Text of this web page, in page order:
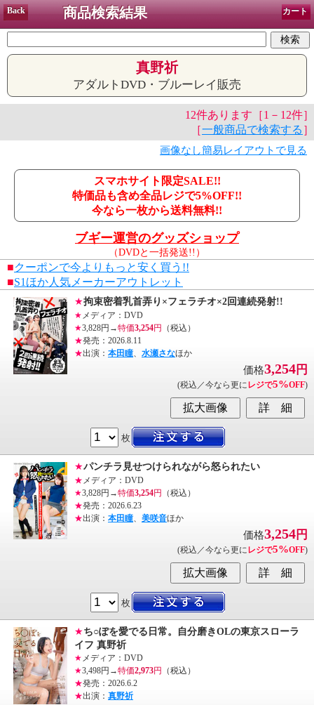
Back 商品検索結果 カート
真野祈
アダルトDVD・ブルーレイ販売
12件あります［1－12件］
［一般商品で検索する ］
画像なし簡易レイアウトで見る
スマホサイト限定SALE!!
特価品も含め全品レジで5%OFF!!
今なら一枚から送料無料!!
ブギー運営のグッズショップ
（DVDと一括発送!!）
■クーポンで今よりもっと安く買う!!
■S1ほか人気メーカーアウトレット
★拘束密着乳首弄り×フェラチオ×2回連続発射!!
★ メディア：DVD
★3,828円→特価3,254円
（税込）
★発売：2026.8.11
★出演： 本田瞳、 水瀬さなほか
価格3,254円
(税込／今なら更に レジで5%OFF)
枚
★パンチラ見せつけられながら怒られたい
★ メディア：DVD
★3,828円→特価3,254円
（税込）
★発売：2026.6.23
★出演： 本田瞳、 美咲音ほか
価格3,254円
(税込／今なら更に レジで5%OFF)
枚
★ち○ぽを愛でる日常。自分磨きOLの東京スローラ
イフ 真野祈
★ メディア：DVD
★3,498円→特価2,973円
（税込）
★発売：2026.6.2
★出演： 真野祈